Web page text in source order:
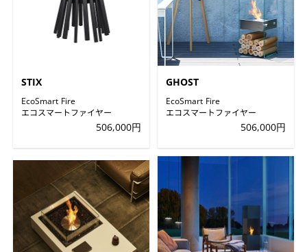
STIX
EcoSmart Fire
エコスマートファイヤー
506,000円
GHOST
EcoSmart Fire
エコスマートファイヤー
506,000円